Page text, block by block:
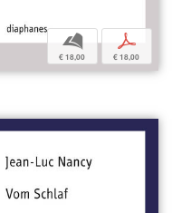
b
€ 18,00
p
€ 18,00